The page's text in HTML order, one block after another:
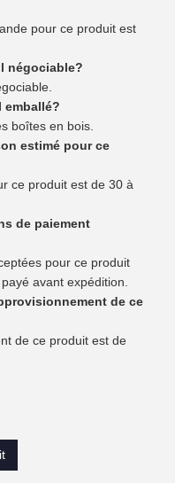
pour ce produit est
négociable?
emballé?
boîtes en bois.
estimé pour ce
ce produit est de 30 à
de paiement
pour ce produit
avant expédition.
de ce
de ce produit est de